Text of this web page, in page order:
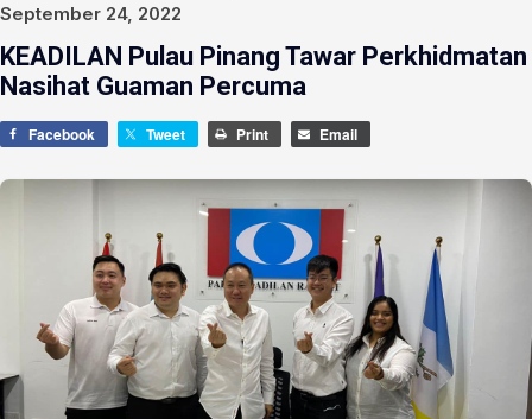
September 24, 2022
KEADILAN Pulau Pinang Tawar Perkhidmatan
Nasihat Guaman Percuma
Facebook Tweet Print Email